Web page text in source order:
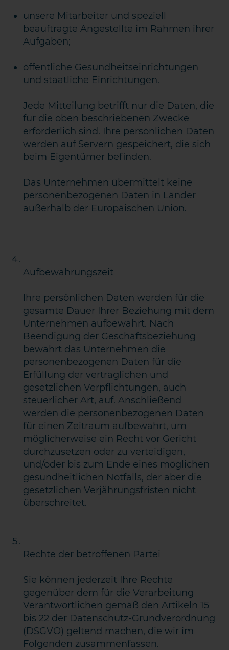
unsere Mitarbeiter und speziell
beauftragte Angestellte im Rahmen ihrer
Aufgaben;
öffentliche Gesundheitseinrichtungen
und staatliche Einrichtungen.
Jede Mitteilung betrifft nur die Daten, die
für die oben beschriebenen Zwecke
erforderlich sind. Ihre persönlichen Daten
werden auf Servern gespeichert, die sich
beim Eigentümer befinden.
Das Unternehmen übermittelt keine
personenbezogenen Daten in Länder
außerhalb der Europäischen Union.
Aufbewahrungszeit
Ihre persönlichen Daten werden für die
gesamte Dauer Ihrer Beziehung mit dem
Unternehmen aufbewahrt. Nach
Beendigung der Geschäftsbeziehung
bewahrt das Unternehmen die
personenbezogenen Daten für die
Erfüllung der vertraglichen und
gesetzlichen Verpflichtungen, auch
steuerlicher Art, auf. Anschließend
werden die personenbezogenen Daten
für einen Zeitraum aufbewahrt, um
möglicherweise ein Recht vor Gericht
durchzusetzen oder zu verteidigen,
und/oder bis zum Ende eines möglichen
gesundheitlichen Notfalls, der aber die
gesetzlichen Verjährungsfristen nicht
überschreitet.
Rechte der betroffenen Partei
Sie können jederzeit Ihre Rechte
gegenüber dem für die Verarbeitung
Verantwortlichen gemäß den Artikeln 15
bis 22 der Datenschutz-Grundverordnung
(DSGVO) geltend machen, die wir im
Folgenden zusammenfassen.